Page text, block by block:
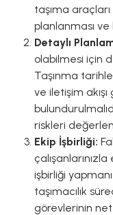
taşıma
planlanması
Detaylı
olabilmesi için
Taşınma
ve iletişim
riskleri
Ekip İşbirliği:
işbirliği
taşımacılık
görevlerinin